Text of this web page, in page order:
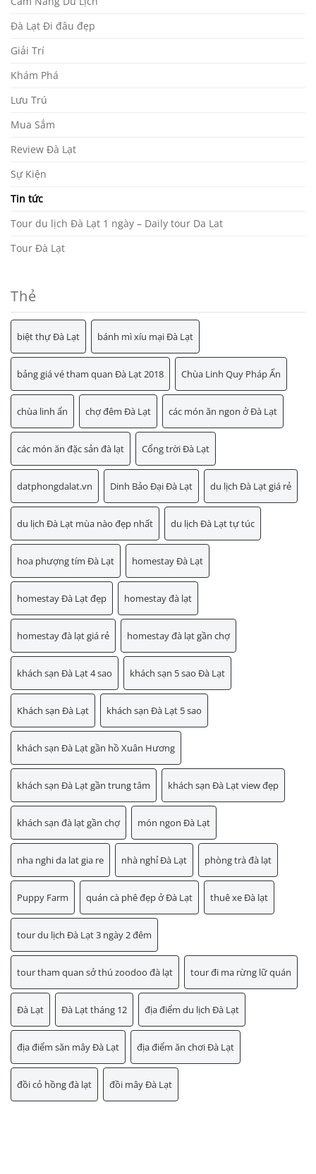
Đà Lạt Đi đâu đẹp
Giải Trí
Khám Phá
Lưu Trú
Mua Sắm
Review Đà Lạt
Sự Kiện
Tin tức
Tour du lịch Đà Lạt 1 ngày – Daily tour Da Lat
Tour Đà Lạt
Thẻ
biệt thự Đà Lạt bánh mì xíu mại Đà Lạt
bảng giá vé tham quan Đà Lạt 2018 Chùa Linh Quy Pháp Ấn
chùa linh ẩn chợ đêm Đà Lạt các món ăn ngon ở Đà Lạt
các món ăn đặc sản đà lạt Cổng trời Đà Lạt
datphongdalat.vn Dinh Bảo Đại Đà Lạt du lịch Đà Lạt giá rẻ
du lịch Đà Lạt mùa nào đẹp nhất du lịch Đà Lạt tự túc
hoa phượng tím Đà Lạt homestay Đà Lạt
homestay Đà Lạt đẹp homestay đà lạt
homestay đà lạt giá rẻ homestay đà lạt gần chợ
khách sạn Đà Lạt 4 sao khách sạn 5 sao Đà Lạt
Khách sạn Đà Lạt khách sạn Đà Lạt 5 sao
khách sạn Đà Lạt gần hồ Xuân Hương
khách sạn Đà Lạt gần trung tâm khách sạn Đà Lạt view đẹp
khách sạn đà lạt gần chợ món ngon Đà Lạt
nha nghi da lat gia re nhà nghỉ Đà Lạt phòng trà đà lạt
Puppy Farm quán cà phê đẹp ở Đà Lạt thuê xe Đà lạt
tour du lịch Đà Lạt 3 ngày 2 đêm
tour tham quan sở thú zoodoo đà lạt tour đi ma rừng lữ quán
Đà Lạt Đà Lạt tháng 12 địa điểm du lịch Đà Lạt
địa điểm săn mây Đà Lạt địa điểm ăn chơi Đà Lạt
đồi cỏ hồng đà lạt đồi mây Đà Lạt